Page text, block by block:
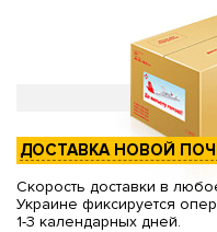
ДОСТАВКА НОВОЙ
Скорость доставки в
Украине фиксируется
1-3 календарных дней.